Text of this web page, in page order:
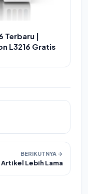
Terbaru |
L3216 Gratis
BERIKUTNYA →
Artikel Lebih Lama